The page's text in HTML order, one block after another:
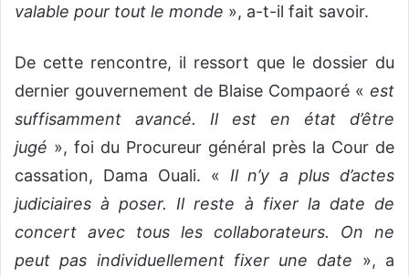
valable pour tout le monde », a-t-il fait savoir.
De cette rencontre, il ressort que le dossier du
dernier gouvernement de Blaise Compaoré « est
suffisamment avancé. Il est en état d’être
jugé », foi du Procureur général près la Cour de
cassation, Dama Ouali. « Il n’y a plus d’actes
judiciaires à poser. Il reste à fixer la date de
concert avec tous les collaborateurs. On ne
peut pas individuellement fixer une date », a